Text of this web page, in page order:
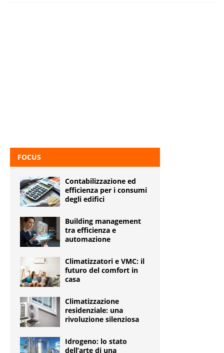
FOCUS
Contabilizzazione ed
efficienza per i consumi
degli edifici
Building management
tra efficienza e
automazione
Climatizzatori e VMC: il
futuro del comfort in
casa
Climatizzazione
residenziale: una
rivoluzione silenziosa
Idrogeno: lo stato
dell’arte di una